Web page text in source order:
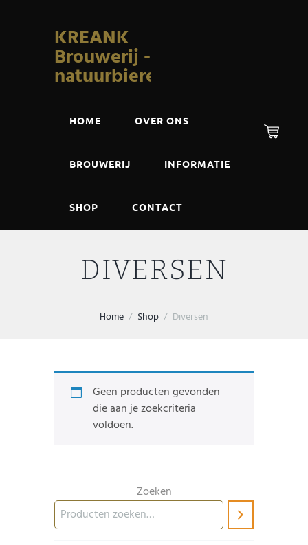
KREANK
Brouwerij -
natuurbieren
HOME OVER ONS
BROUWERIJ INFORMATIE
SHOP CONTACT
DIVERSEN
Home Shop Diversen
Geen producten gevonden
die aan je zoekcriteria
voldoen.
Zoeken